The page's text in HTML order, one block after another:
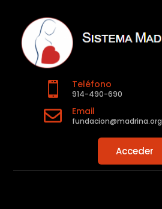
 Teléfono
914-490-690
 Email
fundacion@madrina.org
Acceder